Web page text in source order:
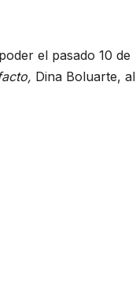
el pasado 10 de
Dina Boluarte, al